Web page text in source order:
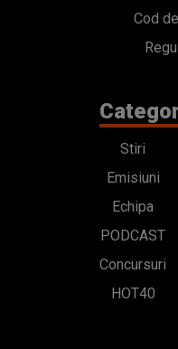
Cod
Stiri
Emisiuni
Echipa
PODCAST
Concursuri
HOT40